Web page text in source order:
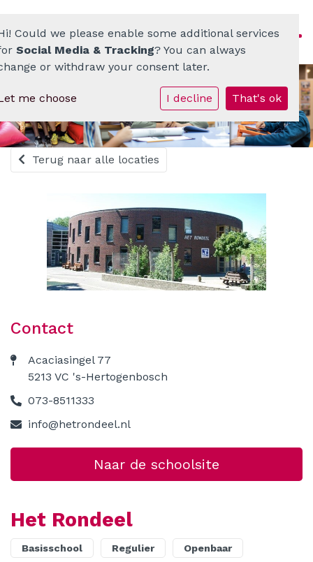
Homepage
ATO-scholenkring
Ons onderwijs
Onze scholen
Werken bij
Documenten • Praktisch
Contact
Terug naar alle locaties
Contact
Acaciasingel 77
5213 VC 's-Hertogenbosch
073-8511333
info@hetrondeel.nl
Naar de schoolsite
Het Rondeel
Basisschool Regulier Openbaar
Could we please enable some additional services
Social Media & Tracking? You can always
or withdraw your consent later.
me choose I decline That's ok